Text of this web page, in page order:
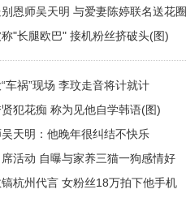
恩师吴天明 与爱妻陈婷联名送花圈
"长腿欧巴" 接机粉丝挤破头(图)
车祸”现场 李玟走音将计就计
犯花痴 称为见他自学韩语(图)
天明：他晚年很纠结不快乐
活动 自曝与家养三猫一狗感情好
杭州代言 女粉丝18万拍下他手机